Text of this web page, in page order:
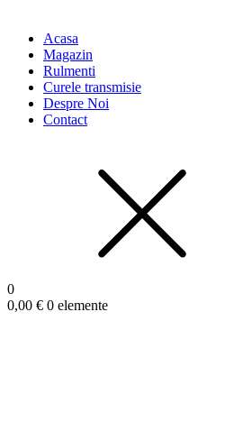
Acasa
Magazin
Rulmenti
Curele transmisie
Despre Noi
Contact
0
0,00 € 0 elemente